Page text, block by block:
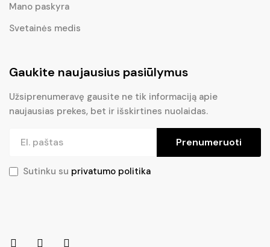
Mano paskyra
Svetainės medis
Gaukite naujausius pasiūlymus
Užsiprenumeravę gausite ne tik informaciją apie
naujausias prekes, bet ir išskirtines nuolaidas.
Prenumeruoti
Sutinku su privatumo politika